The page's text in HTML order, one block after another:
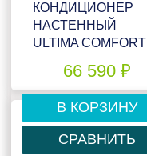
КОНДИЦИОНЕР
НАСТЕННЫЙ
ULTIMA COMFORT
66 590 ₽
В КОРЗИНУ
СРАВНИТЬ